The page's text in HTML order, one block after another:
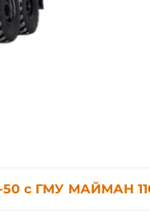
50 с ГМУ МАЙМАН